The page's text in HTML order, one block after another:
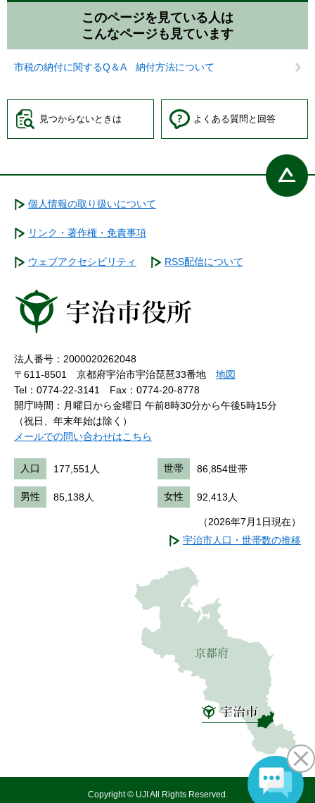
このページを見ている人は
こんなページも見ています
市税の納付に関するQ＆A 納付方法について
見つからないときは よくある質問と回答
個人情報の取り扱いについて
リンク・著作権・免責事項
ウェブアクセシビリティ RSS配信について
法人番号：2000020262048
〒611-8501 京都府宇治市宇治琵琶33番地 地図
Tel：0774-22-3141
Fax：0774-20-8778
開庁時間：月曜日から金曜日 午前8時30分から午後5時15分
（祝日、年末年始は除く）
メールでの問い合わせはこちら
人口 177,551人 世帯 86,854世帯
男性 85,138人 女性 92,413人
（2026年7月1日現在）
宇治市人口・世帯数の推移
Copyright © UJI All Rights Reserved.